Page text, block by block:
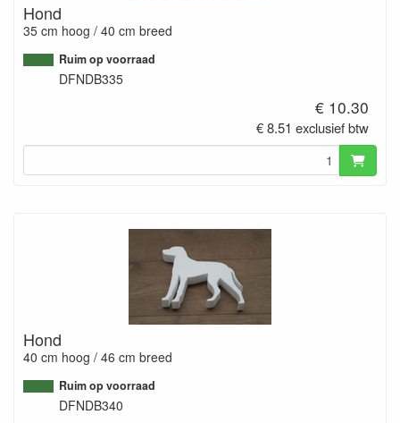
Hond
35 cm hoog / 40 cm breed
Ruim op voorraad
DFNDB335
€ 10.30
€ 8.51 exclusief btw
Hond
40 cm hoog / 46 cm breed
Ruim op voorraad
DFNDB340